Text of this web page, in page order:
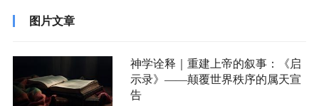
图片文章
神学诠释｜重建上帝的叙事：《启
示录》——颠覆世界秩序的属天宣
告